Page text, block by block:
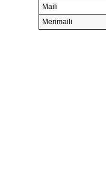
Maili
Merimaili